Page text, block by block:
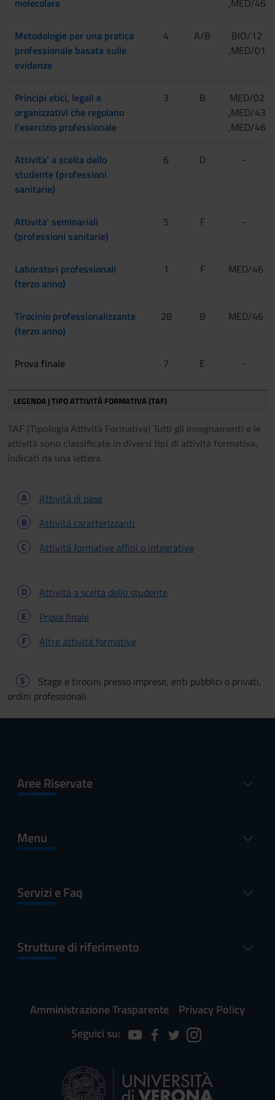
molecolare
,MED/46
Metodologie per una pratica
professionale basata sulle
evidenze
4 A/B
BIO/12
,MED/01
Principi etici, legali e
organizzativi che regolano
l'esercizio professionale
3 B
MED/02
,MED/43
,MED/46
Attivita' a scelta dello
studente (professioni
sanitarie)
6 D -
Attivita' seminariali
(professioni sanitarie)
5 F -
Laboratori professionali
(terzo anno)
1 F MED/46
Tirocinio professionalizzante
(terzo anno)
28 B MED/46
Prova finale 7 E -
LEGENDA | TIPO ATTIVITÀ FORMATIVA (TAF)
TAF (Tipologia Attività Formativa) Tutti gli insegnamenti e le
attività sono classificate in diversi tipi di attività formativa,
indicati da una lettera.
A Attività di base
B Attività caratterizzanti
C Attività formative affini o integrative
D Attività a scelta dello studente
E Prova finale
F Altre attività formative
S
Stage e tirocini presso imprese, enti pubblici o privati,
ordini professionali
Aree Riservate
Menu
Servizi e Faq
Strutture di riferimento
Amministrazione Trasparente
Privacy Policy
Seguici su: